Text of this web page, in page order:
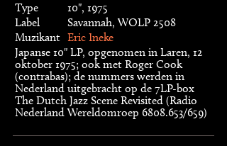
Type
10", 1975
Label
Savannah, WOLP 2508
Muzikant Eric Ineke
Japanse 10" LP, opgenomen in Laren, 12
oktober 1975; ook met Roger Cook
(contrabas); de nummers werden in
Nederland uitgebracht op de 7LP-box
The Dutch Jazz Scene Revisited (Radio
Nederland Wereldomroep 6808.653/659)